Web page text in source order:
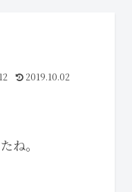
2019.10.02
ね。